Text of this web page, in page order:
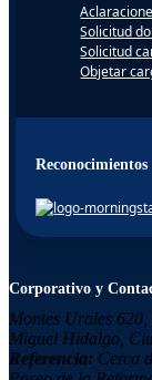
Solicitud
Solicitud
Objetar
Reconocimientos
Corporativo y
Montes Urales
Miguel Hidalgo,
Referencia: Cerca